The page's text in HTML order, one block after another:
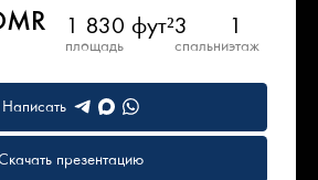
1 830 фут²
площадь
3
спальни
1
этаж
Написать
презентацию